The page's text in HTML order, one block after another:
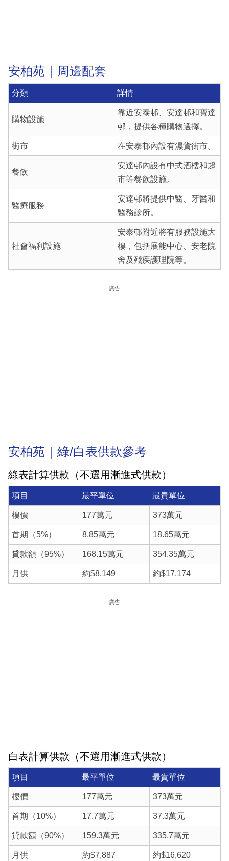
安柏苑｜周邊配套
分類 詳情
購物設施
靠近安泰邨、安達邨和寶達
邨，提供各種購物選擇。
街市 在安泰邨內設有濕貨街市。
餐飲
安達邨內設有中式酒樓和超
市等餐飲設施。
醫療服務
安達邨將提供中醫、牙醫和
醫務診所。
社會福利設施
安泰邨附近將有服務設施大
樓，包括展能中心、安老院
舍及殘疾護理院等。
廣告
安柏苑｜綠/白表供款參考
綠表計算供款（不選用漸進式供款）
項目 最平單位 最貴單位
樓價 177萬元 373萬元
首期（5%） 8.85萬元 18.65萬元
貸款額（95%） 168.15萬元 354.35萬元
月供 約$8,149 約$17,174
廣告
白表計算供款（不選用漸進式供款）
項目 最平單位 最貴單位
樓價 177萬元 373萬元
首期（10%） 17.7萬元 37.3萬元
貸款額（90%） 159.3萬元 335.7萬元
月供 約$7,887 約$16,620